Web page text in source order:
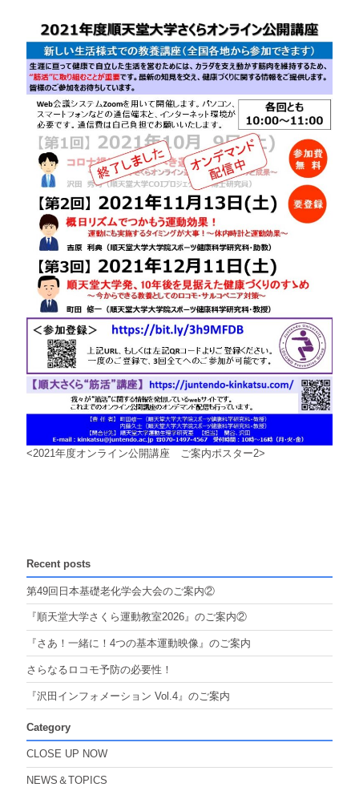
<2021年度オンライン公開講座 ご案内ポスター2>
Recent posts
第49回日本基礎老化学会大会のご案内②
『順天堂大学さくら運動教室2026』のご案内②
『さあ！一緒に！4つの基本運動映像』のご案内
さらなるロコモ予防の必要性！
『沢田インフォメーション Vol.4』のご案内
Category
CLOSE UP NOW
NEWS＆TOPICS